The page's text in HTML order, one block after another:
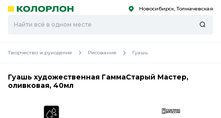
Скоро
Скоро Новосибирск, Толмачевская
Творчество и рукоделие Рисование Гуашь
Гуашь художественная ГаммаСтарый Мастер,
оливковая, 40мл